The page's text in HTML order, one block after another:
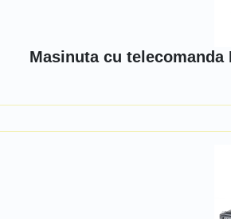
Masinuta cu telecomanda